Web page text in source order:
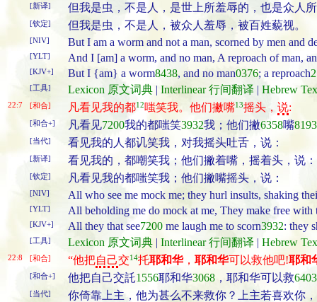
[新译] 但我是虫，不是人，是世上所羞辱的，也是众人
[钦定] 但我是虫，不是人，被众人羞辱，被百姓藐视。
[NIV] But I am a worm and not a man, scorned by men and
[YLT] And I [am] a worm, and no man, A reproach of man,
[KJV+] But I {am} a worm8438, and no man0376; a reproach
[工具] Lexicon 原文词典 | Interlinear 行间翻译 | Hebrew
22:7 [和合] 凡看见我的都12嗤笑我。他们撇嘴13摇头， 说:
[和合+] 凡看见7200我的都嗤笑3932我；他们撇6358嘴8193
[当代] 看见我的人都讥笑我，对我摇头吐舌，说：
[新译] 看见我的，都嘲笑我；他们撇着嘴，摇着头，说：
[钦定] 凡看见我的都嗤笑我；他们撇嘴摇头，说：
[NIV] All who see me mock me; they hurl insults, shaking
[YLT] All beholding me do mock at me, They make free with
[KJV+] All they that see7200 me laugh me to scorn3932: they
[工具] Lexicon 原文词典 | Interlinear 行间翻译 | Hebrew
22:8 [和合] “他把自己交14托耶和华， 耶和华可以救他吧!耶和
[和合+] 他把自己交託1556耶和华3068 ，耶和华可以救6403
[当代] 你倚靠上主，他为甚么不来救你？上主若喜欢你